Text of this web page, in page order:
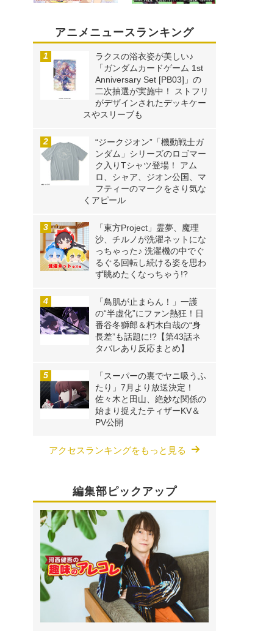
アニメニュースランキング
ラクスの浴衣姿が美しい♪
「ガンダムカードゲーム 1st
Anniversary Set [PB03]」の
二次抽選が実施中！ ストフリ
がデザインされたデッキケー
スやスリーブも
“ジークジオン”「機動戦士ガ
ンダム」シリーズのロゴマー
ク入りTシャツ登場！ アム
ロ、シャア、ジオン公国、マ
フティーのマークをさり気な
くアピール
「東方Project」霊夢、魔理
沙、チルノが洗濯ネットにな
っちゃった♪ 洗濯機の中でぐ
るぐる回転し続ける姿を思わ
ず眺めたくなっちゃう!?
「鳥肌が止まらん！」一護
の“半虚化”にファン熱狂！日
番谷冬獅郎＆朽木白哉の“身
長差”も話題に!?【第43話ネ
タバレあり反応まとめ】
「スーパーの裏でヤニ吸うふ
たり」7月より放送決定！
佐々木と田山、絶妙な関係の
始まり捉えたティザーKV＆
PV公開
アクセスランキングをもっと見る
編集部ピックアップ